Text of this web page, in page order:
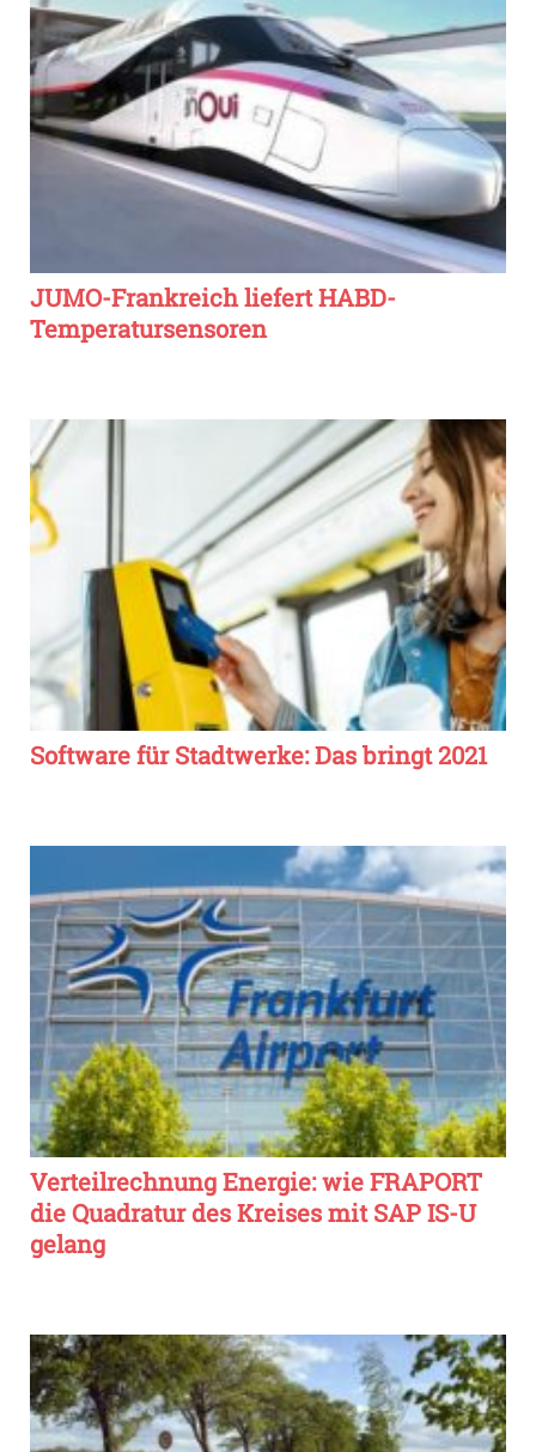
JUMO-Frankreich liefert HABD-
Temperatursensoren
Software für Stadtwerke: Das bringt 2021
Verteilrechnung Energie: wie FRAPORT
die Quadratur des Kreises mit SAP IS-U
gelang